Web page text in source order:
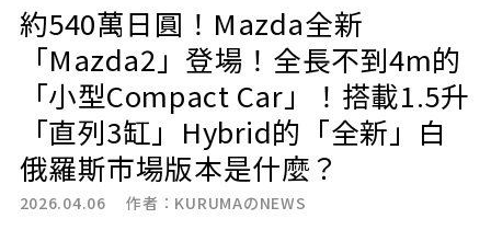
約540萬日圓！Mazda全新
「Mazda2」登場！全長不到4m的
「小型Compact Car」！搭載1.5升
「直列3缸」Hybrid的「全新」白
俄羅斯市場版本是什麼？
2026.04.06 作者： KURUMAのNEWS